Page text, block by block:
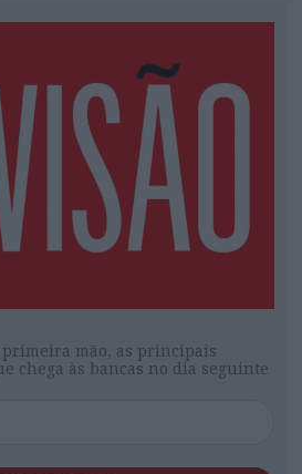
primeira mão, as principais
chega às bancas no dia seguinte